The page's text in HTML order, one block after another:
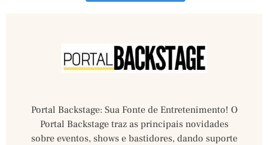
Portal Backstage: Sua Fonte de Entretenimento! O
Portal Backstage traz as principais novidades
sobre eventos, shows e bastidores, dando suporte